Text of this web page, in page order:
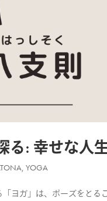
る: 幸せな人
,YOGA
ヨガ」は、ポーズをと